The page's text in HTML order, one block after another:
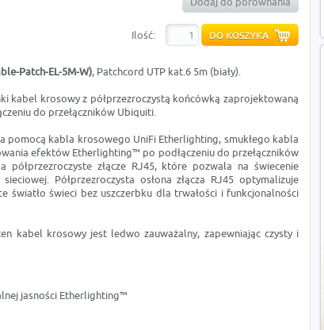
Ilość:
Patch-EL-5M-W), Patchcord UTP kat.6 5m (biały).
kabel krosowy z półprzezroczystą końcówką zaprojektowaną
do przełączników Ubiquiti.
pomocą kabla krosowego UniFi Etherlighting, smukłego kabla
efektów Etherlighting™ po podłączeniu do przełączników
złącze RJ45, które pozwala na świecenie
Półprzezroczysta osłona złącza RJ45 optymalizuje
światło świeci bez uszczerbku dla trwałości i funkcjonalności
kabel krosowy jest ledwo zauważalny, zapewniając czysty i
jasności Etherlighting™